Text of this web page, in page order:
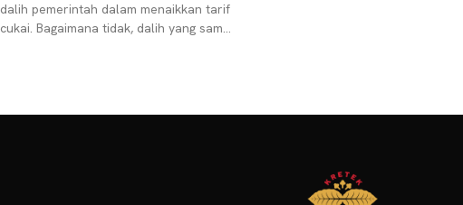
dalih pemerintah dalam menaikkan tarif
cukai. Bagaimana tidak, dalih yang sama